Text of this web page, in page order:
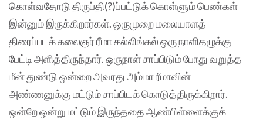
கொள்வதோடு திருப்தி(?)ப்பட்டுக் கொள்ளும் பெண்கள்
இன்னும் இருக்கிறார்கள். ஒருமுறை மலையாளத்
திரைப்படக் கலைஞர் ரீமா கல்லிங்கல் ஒரு நாளிதழுக்கு
பேட்டி அளித்திருந்தார். ஒருநாள் சாப்பிடும் போது வறுத்த
மீன் துண்டு ஒன்றை அவரது அம்மா ரீமாவின்
அண்ணனுக்கு மட்டும் சாப்பிடக் கொடுத்திருக்கிறார்.
ஒன்றே ஒன்று மட்டும் இருந்ததை ஆண்பிள்ளைக்குக்